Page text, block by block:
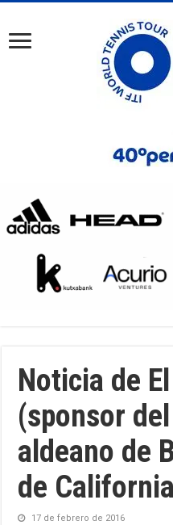
Noticia de
(sponsor del
aldeano de
de California
17 de febrero de 2016